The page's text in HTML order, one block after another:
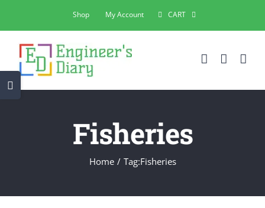
to
content
Shop My Account CART
Fisheries
Home Tag:Fisheries
Toggle
Sliding